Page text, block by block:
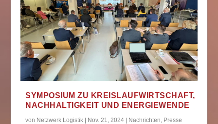
SYMPOSIUM ZU KREISLAUFWIRTSCHAFT,
NACHHALTIGKEIT UND ENERGIEWENDE
von Netzwerk Logistik Nov. 21, 2024 Nachrichten, Presse